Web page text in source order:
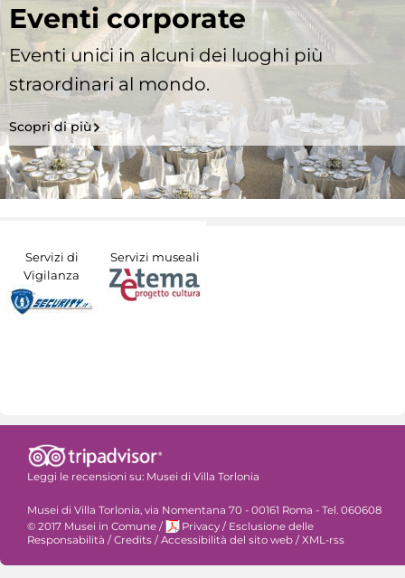
Eventi corporate
Eventi unici in alcuni dei luoghi più
straordinari al mondo.
Scopri di più
Servizi di
Vigilanza
Servizi museali
Leggi le recensioni su: Musei di Villa Torlonia
Musei di Villa Torlonia, via Nomentana 70 - 00161 Roma - Tel. 060608
© 2017 Musei in Comune / Privacy / Esclusione delle
Responsabilità / Credits / Accessibilità del sito web / XML-rss